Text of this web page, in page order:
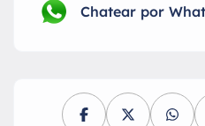
Chatear por